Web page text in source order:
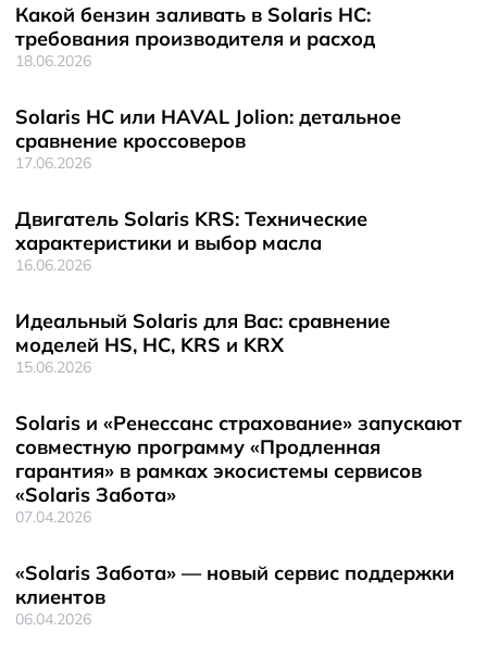
Какой бензин заливать в Solaris HC:
требования производителя и расход
18.06.2026
Solaris HC или HAVAL Jolion: детальное
сравнение кроссоверов
17.06.2026
Двигатель Solaris KRS: Технические
характеристики и выбор масла
16.06.2026
Идеальный Solaris для Вас: сравнение
моделей HS, HC, KRS и KRX
15.06.2026
Solaris и «Ренессанс страхование» запускают
совместную программу «Продленная
гарантия» в рамках экосистемы сервисов
«Solaris Забота»
07.04.2026
«Solaris Забота» — новый сервис поддержки
клиентов
06.04.2026